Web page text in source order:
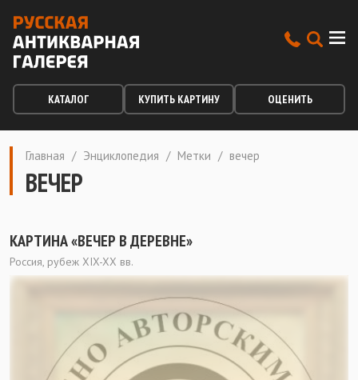
КАТАЛОГ КУПИТЬ КАРТИНУ ОЦЕНИТЬ
Главная / Энциклопедия / Метки / вечер
ВЕЧЕР
КАРТИНА «ВЕЧЕР В ДЕРЕВНЕ»
Россия, рубеж XIX-XX вв.